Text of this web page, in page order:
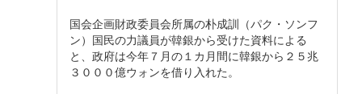
国会企画財政委員会所属の朴成訓（パク・ソンフ
ン）国民の力議員が韓銀から受けた資料による
と、政府は今年７月の１カ月間に韓銀から２５兆
３０００億ウォンを借り入れた。